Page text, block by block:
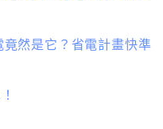
然是它？省電計畫快準